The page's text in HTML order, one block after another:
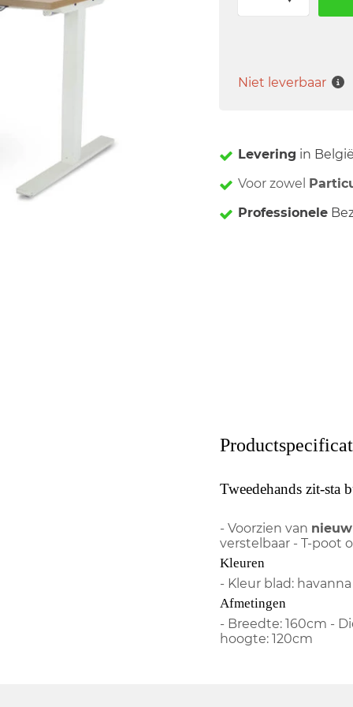
Niet leverbaar
Levering in
Voor zowel
Professionele
Tweedehands zit-sta
- Voorzien van nieuw
verstelbaar - T-poot
Kleuren
- Kleur blad:
Afmetingen
- Breedte: 160cm -
hoogte: 120cm